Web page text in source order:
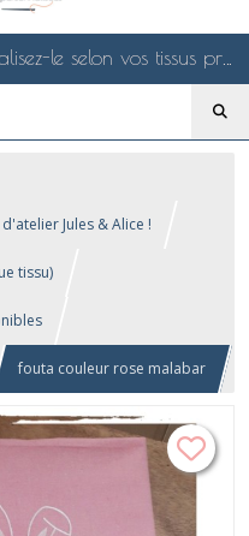
Choisissez un modèle et personnalisez-le selon vos tissus préférés de mes collections en ligne, je le confectionnerai selon vos souhaits
Jules & Alice !
tissu)
fouta couleur rose malabar